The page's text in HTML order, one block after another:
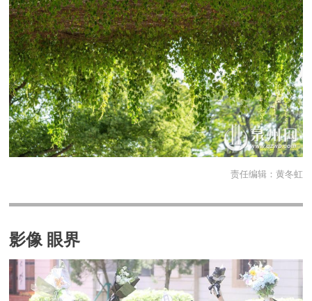
责任编辑： 黄冬虹
影像 眼界